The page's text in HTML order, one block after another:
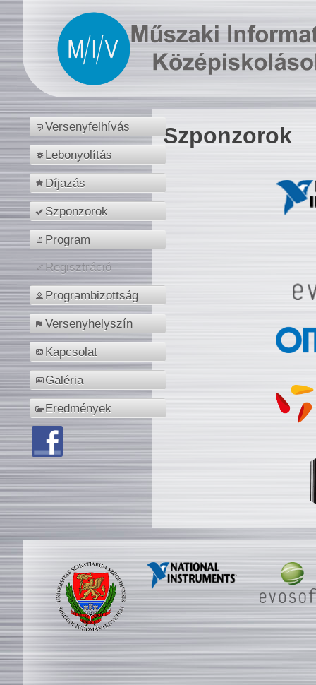
Versenyfelhívás
Lebonyolítás
Díjazás
Szponzorok
Program
Regisztráció
Programbizottság
Versenyhelyszín
Kapcsolat
Galéria
Eredmények
Szponzorok